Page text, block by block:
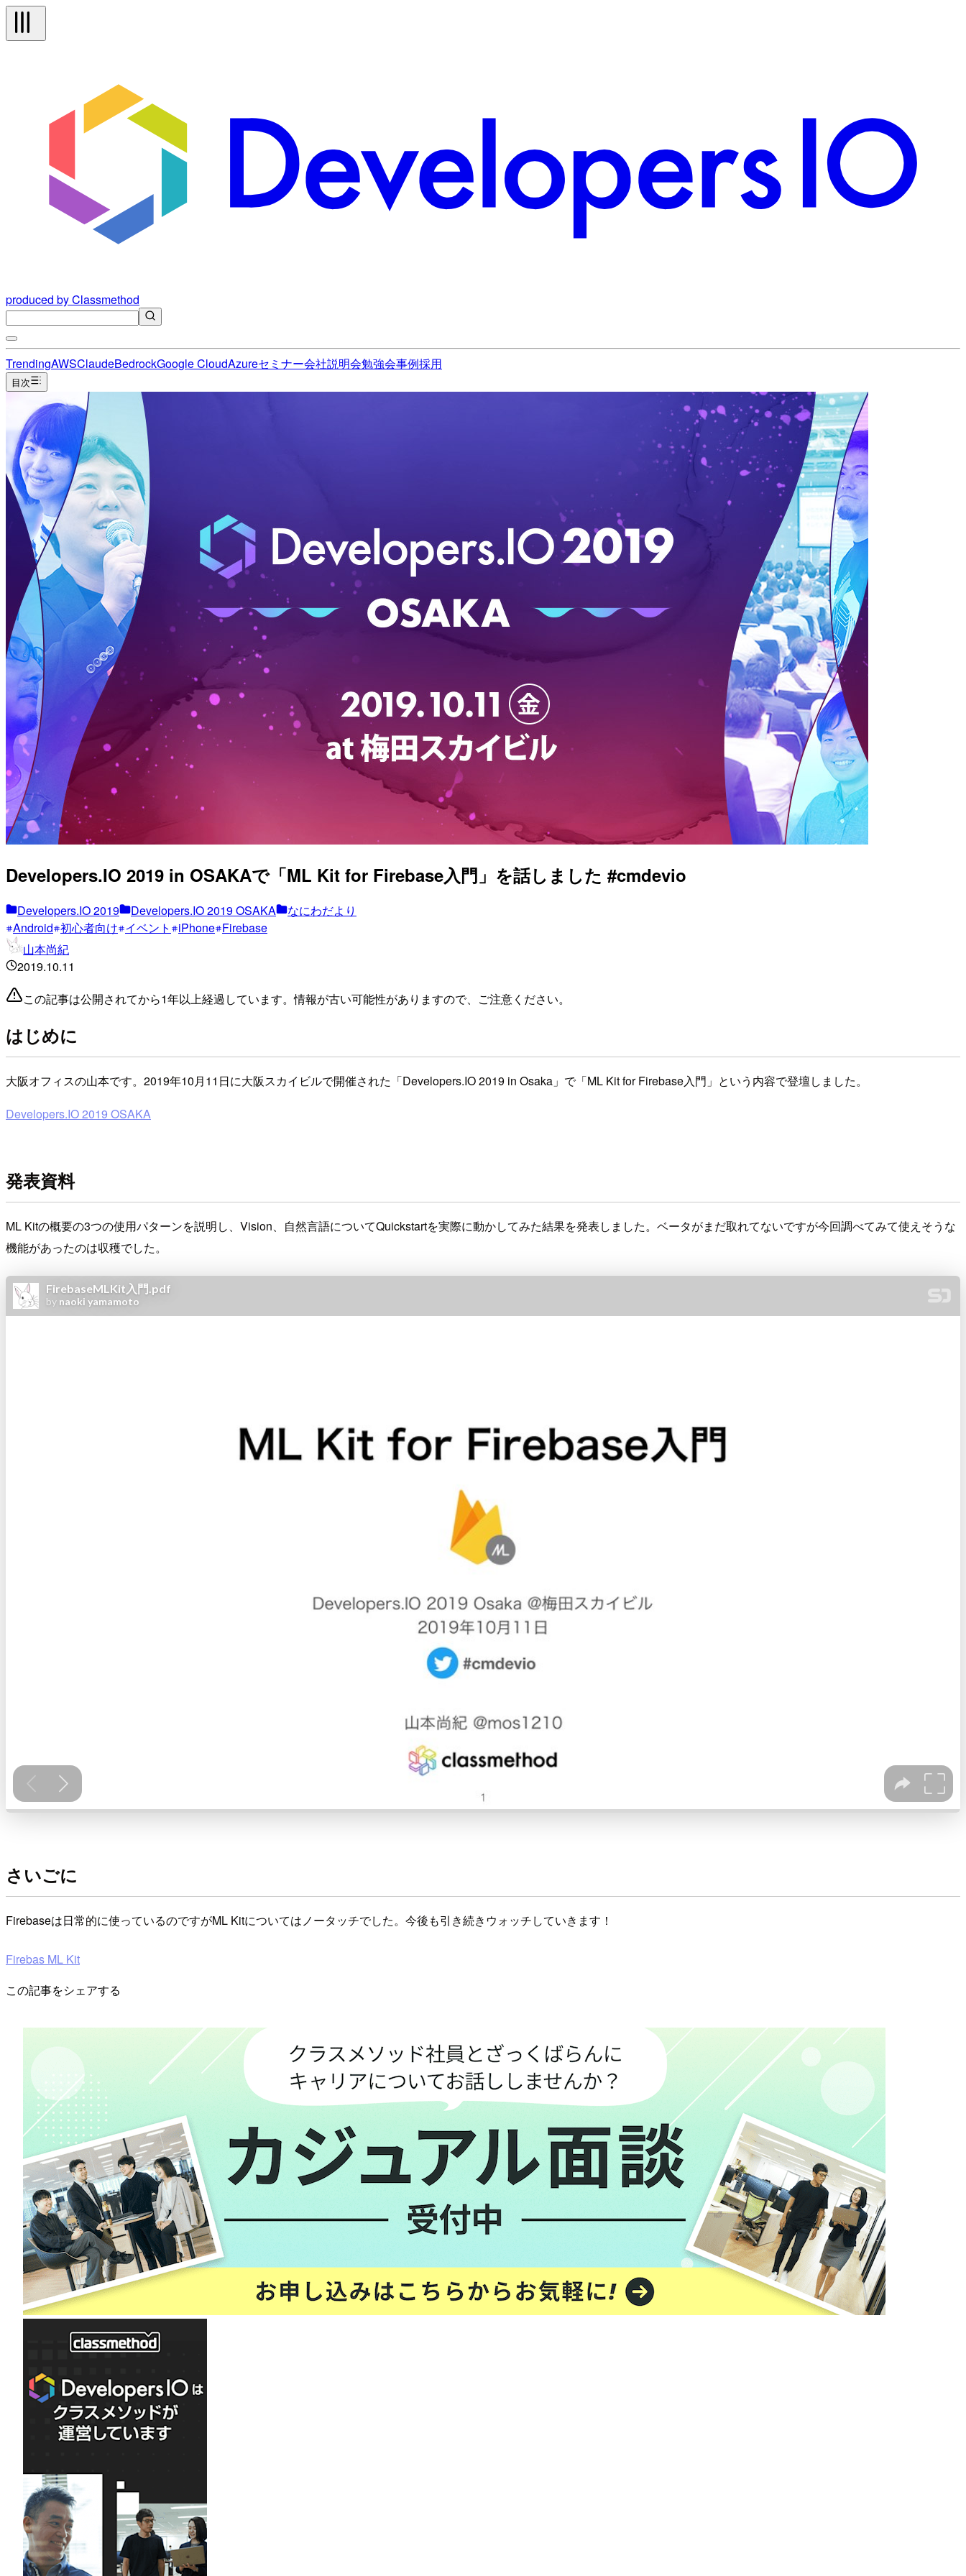
produced by Classmethod
TrendingAWSClaudeBedrockGoogle CloudAzureセミナー会社説明会勉強会事例採用
目次
Developers.IO 2019 in OSAKAで「ML Kit for Firebase入門」を話しました #cmdevio
Developers.IO 2019 Developers.IO 2019 OSAKA
なにわだより
Android 初心者向け イベント iPhone Firebase
山本尚紀
2019.10.11
この記事は公開されてから1年以上経過しています。情報が古い可能性がありますので、ご注意ください。
はじめに
大阪オフィスの山本です。2019年10月11日に大阪スカイビルで開催された「Developers.IO 2019 in Osaka」で「ML Kit for Firebase入門」という内容で登壇しました。
Developers.IO 2019 OSAKA
発表資料
ML Kitの概要の3つの使用パターンを説明し、Vision、自然言語についてQuickstartを実際に動かしてみた結果を発表しました。ベータがまだ取れてないですが今回調べてみて使えそうな
機能があったのは収穫でした。
さいごに
Firebaseは日常的に使っているのですがML Kitについてはノータッチでした。今後も引き続きウォッチしていきます！
Firebas ML Kit
この記事をシェアする